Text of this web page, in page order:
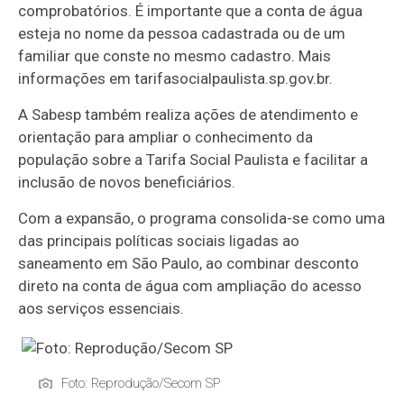
comprobatórios. É importante que a conta de água
esteja no nome da pessoa cadastrada ou de um
familiar que conste no mesmo cadastro. Mais
informações em tarifasocialpaulista.sp.gov.br.
A Sabesp também realiza ações de atendimento e
orientação para ampliar o conhecimento da
população sobre a Tarifa Social Paulista e facilitar a
inclusão de novos beneficiários.
Com a expansão, o programa consolida-se como uma
das principais políticas sociais ligadas ao
saneamento em São Paulo, ao combinar desconto
direto na conta de água com ampliação do acesso
aos serviços essenciais.
Foto: Reprodução/Secom SP